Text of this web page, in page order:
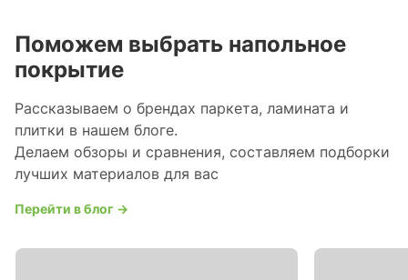
Поможем выбрать напольное
покрытие
Рассказываем о брендах паркета, ламината и
плитки в нашем блоге.
Делаем обзоры и сравнения, составляем подборки
лучших материалов для вас
Перейти в блог →